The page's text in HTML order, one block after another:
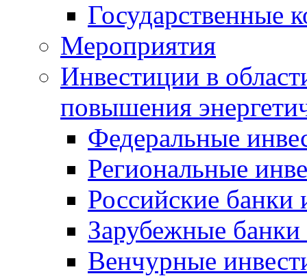
Государственные
Мероприятия
Инвестиции в
повышения
Федеральные
Региональные
Российские
Зарубежные
Венчурные